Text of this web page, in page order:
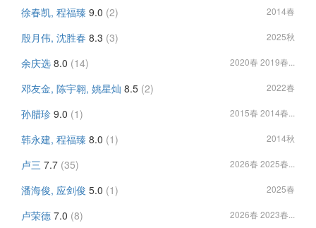
徐春凯, 程福臻 9.0 (2) 2014春
殷月伟, 沈胜春 8.3 (3) 2025秋
余庆选 8.0 (14) 2020春 2019春...
邓友金, 陈宇翱, 姚星灿 8.5 (2) 2022春
孙腊珍 9.0 (1) 2015春 2014春...
韩永建, 程福臻 8.0 (1) 2014秋
卢三 7.7 (35) 2026春 2025春...
潘海俊, 应剑俊 5.0 (1) 2025春
卢荣德 7.0 (8) 2026春 2023春...